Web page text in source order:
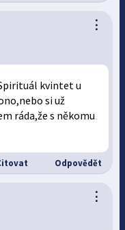
⋮
kvintet u
si už
ráda,že s někomu
Odpovědět
⋮